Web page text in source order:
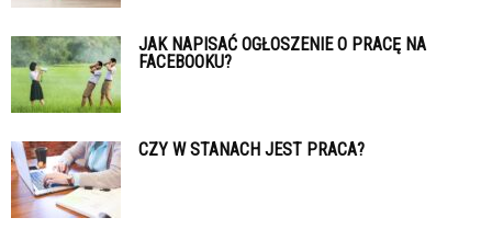
JAK NAPISAĆ OGŁOSZENIE O PRACĘ NA
FACEBOOKU?
CZY W STANACH JEST PRACA?